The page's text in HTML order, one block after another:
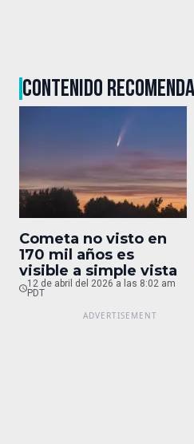
CONTENIDO
Cometa no visto en
170 mil años es
visible a simple vista
12 de abril del 2026 a las 8:02 am
PDT